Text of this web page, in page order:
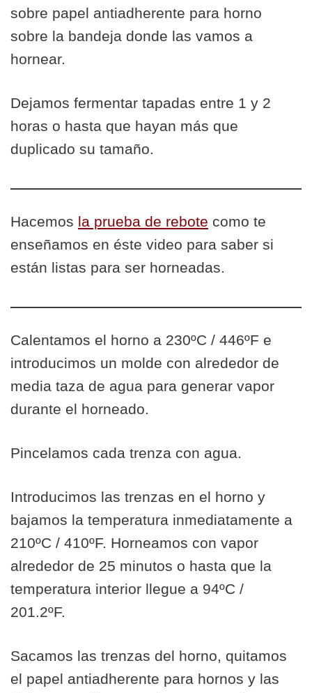
sobre papel antiadherente para horno
sobre la bandeja donde las vamos a
hornear.
Dejamos fermentar tapadas entre 1 y 2
horas o hasta que hayan más que
duplicado su tamaño.
Hacemos la prueba de rebote como te
enseñamos en éste video para saber si
están listas para ser horneadas.
Calentamos el horno a 230ºC / 446ºF e
introducimos un molde con alrededor de
media taza de agua para generar vapor
durante el horneado.
Pincelamos cada trenza con agua.
Introducimos las trenzas en el horno y
bajamos la temperatura inmediatamente a
210ºC / 410ºF. Horneamos con vapor
alrededor de 25 minutos o hasta que la
temperatura interior llegue a 94ºC /
201.2ºF.
Sacamos las trenzas del horno, quitamos
el papel antiadherente para hornos y las